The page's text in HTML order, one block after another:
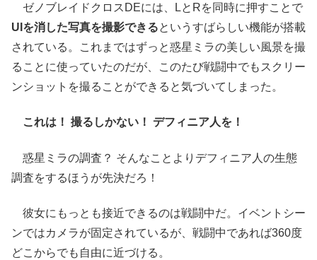
ゼノブレイドクロスDEには、LとRを同時に押すことで
UIを消した写真を撮影できるというすばらしい機能が搭載
されている。これまではずっと惑星ミラの美しい風景を撮
ることに使っていたのだが、このたび戦闘中でもスクリー
ンショットを撮ることができると気づいてしまった。
これは！ 撮るしかない！ デフィニア人を！
惑星ミラの調査？ そんなことよりデフィニア人の生態
調査をするほうが先決だろ！
彼女にもっとも接近できるのは戦闘中だ。イベントシー
ンではカメラが固定されているが、戦闘中であれば360度
どこからでも自由に近づける。